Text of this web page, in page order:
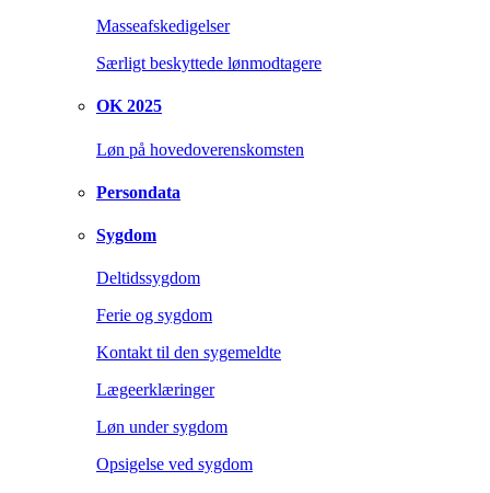
Masseafskedigelser
Særligt beskyttede lønmodtagere
OK 2025
Løn på hovedoverenskomsten
Persondata
Sygdom
Deltidssygdom
Ferie og sygdom
Kontakt til den sygemeldte
Lægeerklæringer
Løn under sygdom
Opsigelse ved sygdom